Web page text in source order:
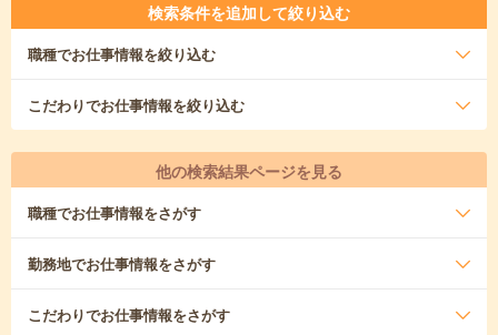
検索条件を追加して絞り込む
職種でお仕事情報を絞り込む
こだわりでお仕事情報を絞り込む
他の検索結果ページを見る
職種でお仕事情報をさがす
勤務地でお仕事情報をさがす
こだわりでお仕事情報をさがす